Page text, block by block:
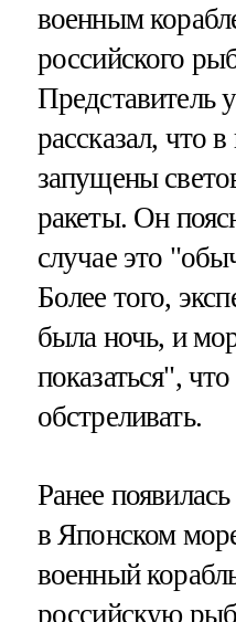
военным
российского
Представитель
рассказал, что
запущены
ракеты. Он
случае это
Более того,
была ночь, и
показаться",
обстреливать.
Ранее
в Японском
военный
российскую